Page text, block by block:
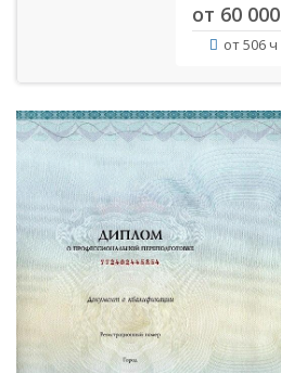
от 60 000
от 506 ч